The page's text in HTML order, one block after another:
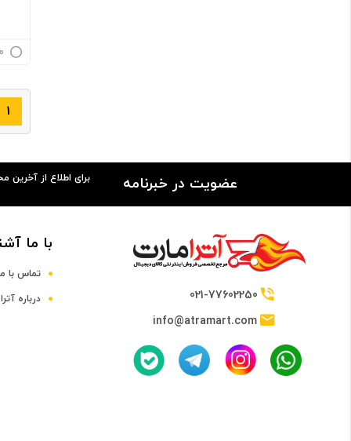
۱
عضویت در خبرنامه
برای اطلاع از آخرین
021-77602250
info@atramart.com
با ما
تماس با
درباره